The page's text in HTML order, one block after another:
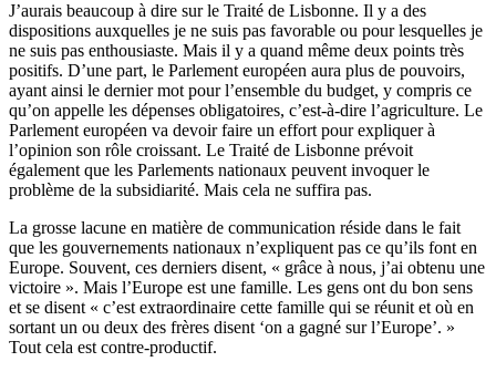
J’aurais beaucoup à dire sur le Traité de Lisbonne. Il y a des
dispositions auxquelles je ne suis pas favorable ou pour lesquelles je
ne suis pas enthousiaste. Mais il y a quand même deux points très
positifs. D’une part, le Parlement européen aura plus de pouvoirs,
ayant ainsi le dernier mot pour l’ensemble du budget, y compris ce
qu’on appelle les dépenses obligatoires, c’est-à-dire l’agriculture. Le
Parlement européen va devoir faire un effort pour expliquer à
l’opinion son rôle croissant. Le Traité de Lisbonne prévoit
également que les Parlements nationaux peuvent invoquer le
problème de la subsidiarité. Mais cela ne suffira pas.
La grosse lacune en matière de communication réside dans le fait
que les gouvernements nationaux n’expliquent pas ce qu’ils font en
Europe. Souvent, ces derniers disent, « grâce à nous, j’ai obtenu une
victoire ». Mais l’Europe est une famille. Les gens ont du bon sens
et se disent « c’est extraordinaire cette famille qui se réunit et où en
sortant un ou deux des frères disent ‘on a gagné sur l’Europe’. »
Tout cela est contre-productif.